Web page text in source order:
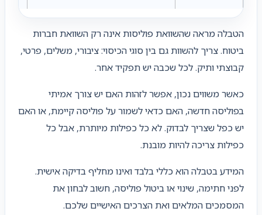
הטבלה מראה שהשוואת פוליסות אינה רק השוואת חברות
ביטוח. צריך להשוות גם בין סוגי הכיסוי: ציבורי, משלים, פרטי,
קבוצתי ותיק. לכל שכבה יש תפקיד אחר.
כאשר משווים נכון, אפשר לזהות האם יש צורך אמיתי
בפוליסה חדשה, האם כדאי לשמור על פוליסה קיימת, או האם
יש כפל שצריך לבדוק. לא כל כפילות מיותרת, אבל כל
כפילות צריכה להיות מובנת.
המידע בטבלה הוא כללי בלבד ואינו מחליף בדיקה אישית.
לפני חתימה, שינוי או ביטול פוליסה, חשוב לבחון את
המסמכים המלאים ואת הצרכים האישיים שלכם.